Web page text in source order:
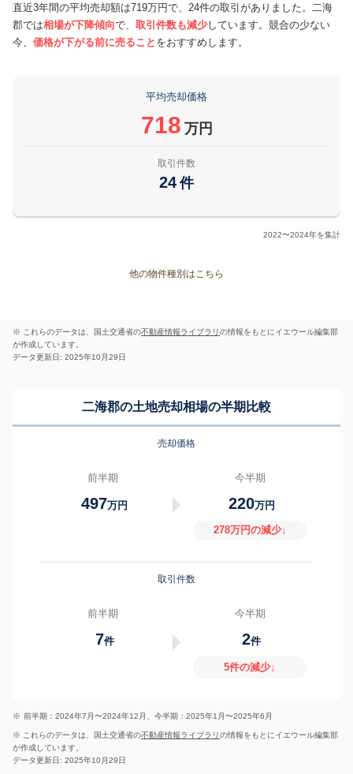
直近3年間の平均売却額は719万円で、24件の取引がありました。二海
郡では相場が下降傾向で、 取引件数も減少しています。競合の少ない
今、 価格が下がる前に売ること をおすすめします。
平均売却価格
718 万円
取引件数
24 件
2022〜2024年を集計
他の物件種別はこちら
※ これらのデータは、国土交通省の不動産情報ライブラリの情報をもとにイエウール編集部
が作成しています。
データ更新日: 2025年10月29日
二海郡の土地売却相場の半期比較
売却価格
前半期
497万円
今半期
220万円
278万円の減少↓
取引件数
前半期
7件
今半期
2件
5件の減少↓
※ 前半期：2024年7月〜2024年12月、今半期：2025年1月〜2025年6月
※ これらのデータは、国土交通省の不動産情報ライブラリの情報をもとにイエウール編集部
が作成しています。
データ更新日: 2025年10月29日